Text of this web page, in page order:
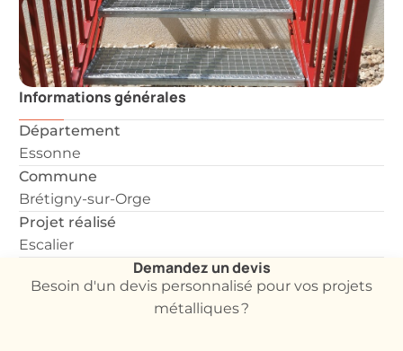
Informations générales
Département
Essonne
Commune
Brétigny-sur-Orge
Projet réalisé
Escalier
Demandez un devis
Besoin d'un devis personnalisé pour vos projets
métalliques ?